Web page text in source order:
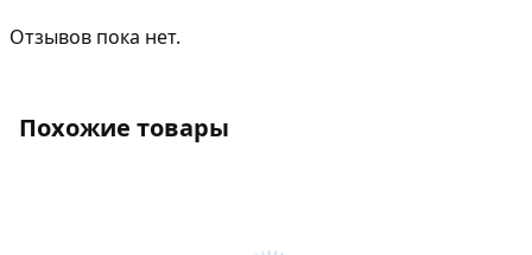
Отзывов пока нет.
Похожие товары